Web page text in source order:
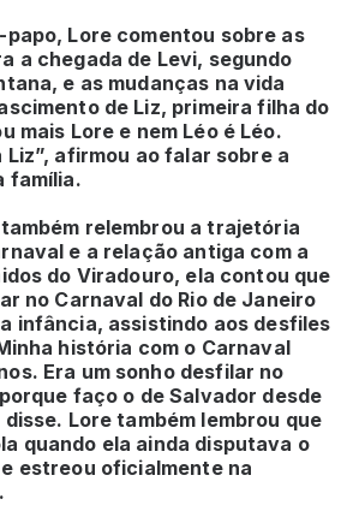
papo, Lore comentou sobre as
a chegada de Levi, segundo
e as mudanças na vida
de Liz, primeira filha do
mais Lore e nem Léo é Léo.
Liz”, afirmou ao falar sobre a
família.
relembrou a trajetória
e a relação antiga com a
do Viradouro, ela contou que
no Carnaval do Rio de Janeiro
infância, assistindo aos desfiles
história com o Carnaval
Era um sonho desfilar no
faço o de Salvador desde
disse. Lore também lembrou que
quando ela ainda disputava o
estreou oficialmente na